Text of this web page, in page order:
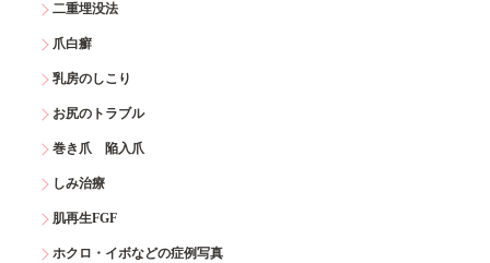
二重埋没法
爪白癬
乳房のしこり
お尻のトラブル
巻き爪 陥入爪
しみ治療
肌再生FGF
ホクロ・イボなどの症例写真